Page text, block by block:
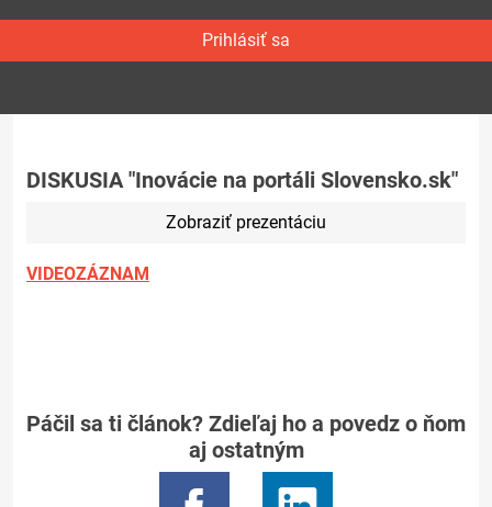
Prihlásiť sa
DISKUSIA "Inovácie na portáli Slovensko.sk"
Zobraziť prezentáciu
VIDEOZÁZNAM
Páčil sa ti článok? Zdieľaj ho a povedz o ňom
aj ostatným